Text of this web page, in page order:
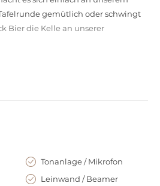
gemütlich oder schwingt
Bier die Kelle an unserer
Schlagermusik* Spaß ist immer
Euer minimal-Team
Tonanlage / Mikrofon
Leinwand / Beamer